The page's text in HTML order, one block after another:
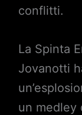
conflitti.
La Spinta
Jovanotti
un medley